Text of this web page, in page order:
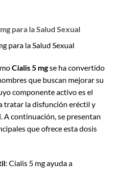
para la Salud Sexual
para la Salud Sexual
Cialis 5 mgse ha convertido
que buscan mejorar su
componente activo es el
tratar la disfunción eréctil y
A continuación, se presentan
que ofrece esta dosis
: Cialis 5 mg ayuda a